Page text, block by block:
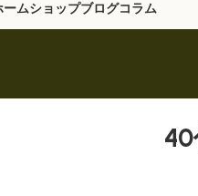
ームショップブログコラム